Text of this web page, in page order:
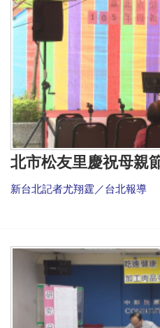
北市松友里慶祝母
新台北記者尤翔霆／台北報導